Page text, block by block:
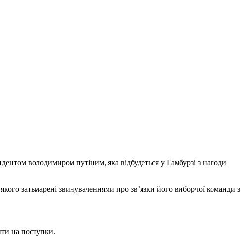
володимиром путіним, яка відбудеться у Гамбурзі з нагоди
затьмарені звинуваченнями про зв’язки його виборчої команди з
на поступки.